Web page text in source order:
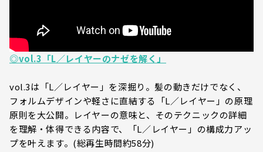
◎vol.3「L／レイヤーのナゼを解く」
vol.3は「L／レイヤー」を深掘り。髪の動きだけでなく、
フォルムデザインや軽さに直結する「L／レイヤー」の原理
原則を大公開。レイヤーの意味と、そのテクニックの詳細
を理解・体得できる内容で、「L／レイヤー」の構成力アッ
プを叶えます。(総再生時間約58分)